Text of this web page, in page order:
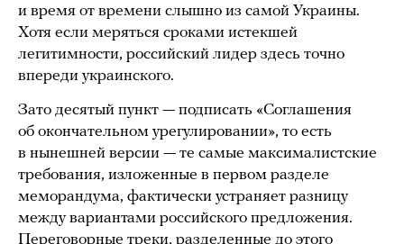
и время от времени слышно из самой Украины.
Хотя если меряться сроками истекшей
легитимности, российский лидер здесь точно
впереди украинского.
Зато десятый пункт — подписать «Соглашения
об окончательном урегулировании», то есть
в нынешней версии — те самые максималистские
требования, изложенные в первом разделе
меморандума, фактически устраняет разницу
между вариантами российского предложения.
Переговорные треки, разделенные до этого